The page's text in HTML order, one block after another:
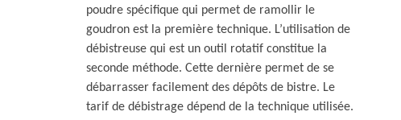
poudre spécifique qui permet de ramollir le
goudron est la première technique. L’utilisation de
débistreuse qui est un outil rotatif constitue la
seconde méthode. Cette dernière permet de se
débarrasser facilement des dépôts de bistre. Le
tarif de débistrage dépend de la technique utilisée.